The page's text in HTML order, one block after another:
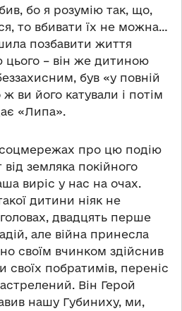
бо я розумію так, що,
то вбивати їх не можна…
позбавити життя
цього – він же дитиною
був «у повній
ви його катували і потім
«Липа».
про цю подію
від земляка покійного
виріс у нас на очах.
дитини ніяк не
двадцять перше
але війна принесла
своїм вчинком здійснив
своїх побратимів, переніс
Він Герой
нашу Губиниху, ми,